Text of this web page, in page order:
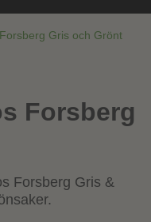
Gris och Grönt
Forsberg
Forsberg Gris &